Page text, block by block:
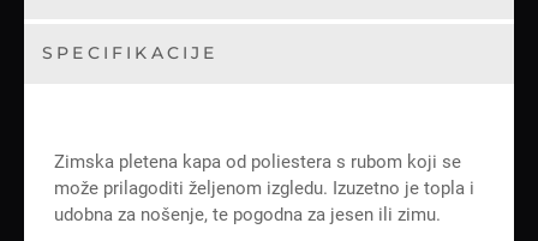
SPECIFIKACIJE
Zimska pletena kapa od poliestera s rubom koji se
može prilagoditi željenom izgledu. Izuzetno je topla i
udobna za nošenje, te pogodna za jesen ili zimu.